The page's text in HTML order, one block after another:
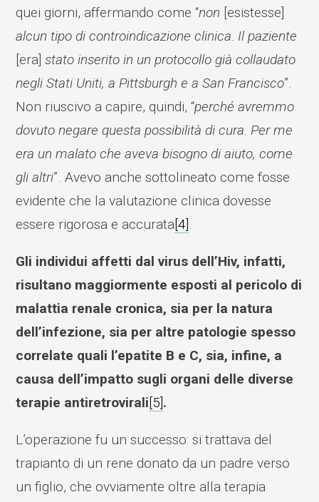
quei giorni, affermando come “non [esistesse]
alcun tipo di controindicazione clinica. Il paziente
[era]stato inserito in un protocollo già collaudato
negli Stati Uniti, a Pittsburgh e a San Francisco”.
Non riuscivo a capire, quindi, “perché avremmo
dovuto negare questa possibilità di cura. Per me
era un malato che aveva bisogno di aiuto, come
gli altri”. Avevo anche sottolineato come fosse
evidente che la valutazione clinica dovesse
essere rigorosa e accurata[4].
Gli individui affetti dal virus dell’Hiv, infatti,
risultano maggiormente esposti al pericolo di
malattia renale cronica, sia per la natura
dell’infezione, sia per altre patologie spesso
correlate quali l’epatite B e C, sia, infine, a
causa dell’impatto sugli organi delle diverse
terapie antiretrovirali[5].
L’operazione fu un successo: si trattava del
trapianto di un rene donato da un padre verso
un figlio, che ovviamente oltre alla terapia